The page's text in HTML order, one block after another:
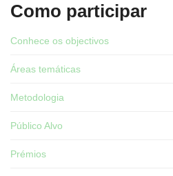
Como participar
Conhece os objectivos
Áreas temáticas
Metodologia
Público Alvo
Prémios